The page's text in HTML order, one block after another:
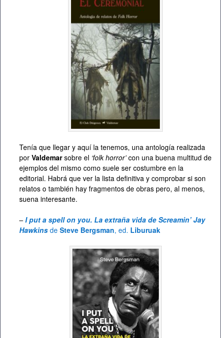
Tenía que llegar y aquí la tenemos, una antología realizada
por Valdemarsobre el ‘folk horror’con una buena multitud de
ejemplos del mismo como suele ser costumbre en la
editorial. Habrá que ver la lista definitiva y comprobar si son
relatos o también hay fragmentos de obras pero, al menos,
suena interesante.
– I put a spell on you. La extraña vida de Screamin’ Jay
Hawkins de Steve Bergsman, ed. Liburuak